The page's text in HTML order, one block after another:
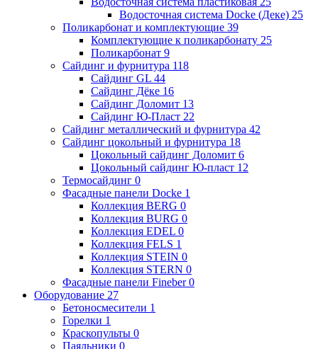
Водосточная система Docke (Деке) 25
Поликарбонат и комплектующие 39
Комплектующие к поликарбонату 25
Поликарбонат 9
Сайдинг и фурнитура 118
Сайдинг GL 44
Сайдинг Дёке 16
Сайдинг Доломит 13
Сайдинг Ю-Пласт 22
Сайдинг металлический и фурнитура 42
Сайдинг цокольный и фурнитура 18
Цокольный сайдинг Доломит 6
Цокольный сайдинг Ю-пласт 12
Термосайдинг 0
Фасадные панели Docke 1
Коллекция BERG 0
Коллекция BURG 0
Коллекция EDEL 0
Коллекция FELS 1
Коллекция STEIN 0
Коллекция STERN 0
Фасадные панели Fineber0
Оборудование 27
Бетоносмесители 1
Горелки 1
Краскопульты 0
Паяльники 0